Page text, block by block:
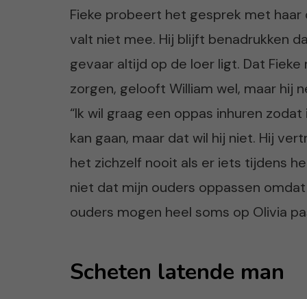
Fieke probeert het gesprek met
valt niet mee. Hij blijft benadrukken
gevaar altijd op de loer ligt. Dat
zorgen, gelooft William wel, maar hij
“Ik wil graag een oppas inhuren
kan gaan, maar dat wil hij niet. Hij
het zichzelf nooit als er iets tijdens
niet dat mijn ouders oppassen
ouders mogen heel soms op Olivia
Scheten latende man